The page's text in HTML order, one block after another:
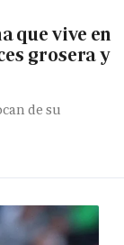
que vive en
grosera y
de su